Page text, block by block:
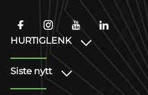
HURTIGLENK
Siste nytt